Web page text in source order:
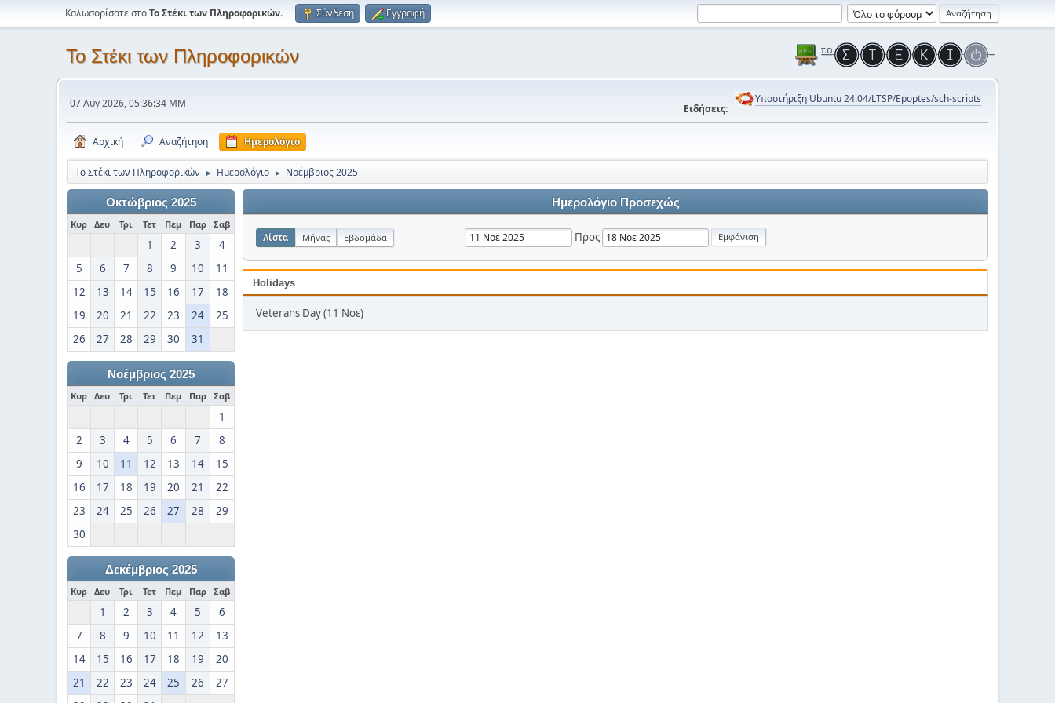
Καλωσορίσατε στοΤο Στέκι των Πληροφορικών. Σύνδεση Εγγραφή
Το Στέκι των Πληροφορικών
07 Αυγ 2026, 05:36:34 ΜΜ Ειδήσεις:
Υποστήριξη Ubuntu 24.04/LTSP/Epoptes/sch-scripts
Αρχική Αναζήτηση Ημερολόγιο
Το Στέκι των Πληροφορικών ► Ημερολόγιο ► Νοέμβριος 2025
Οκτώβριος 2025
Κυρ Δευ Τρι Τετ Πεμ Παρ Σαβ
1 2 3
4
5
6 7 8 9 10
11
12
13 14 15 16 17
18
19
20 21 22 23 24
25
26
27 28 29 30 31
Νοέμβριος 2025
Κυρ Δευ Τρι Τετ Πεμ Παρ Σαβ
1
2
3 4 5 6 7
8
9
10 11 12 13 14
15
16
17 18 19 20 21
22
23
24 25 26 27 28
29
30
Δεκέμβριος 2025
Κυρ Δευ Τρι Τετ Πεμ Παρ Σαβ
1 2 3 4 5
6
7
8 9 10 11 12
13
14
15 16 17 18 19
20
21
22 23 24 25 26
27
Ημερολόγιο Προσεχώς
Λίστα Μήνας Εβδομάδα Προς
Holidays
Veterans Day (11 Νοε)